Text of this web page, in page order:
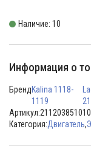
Наличие: 10
Информация о
БрендKalina 1118-
1119
Артикул:
Категория:Двигатель,